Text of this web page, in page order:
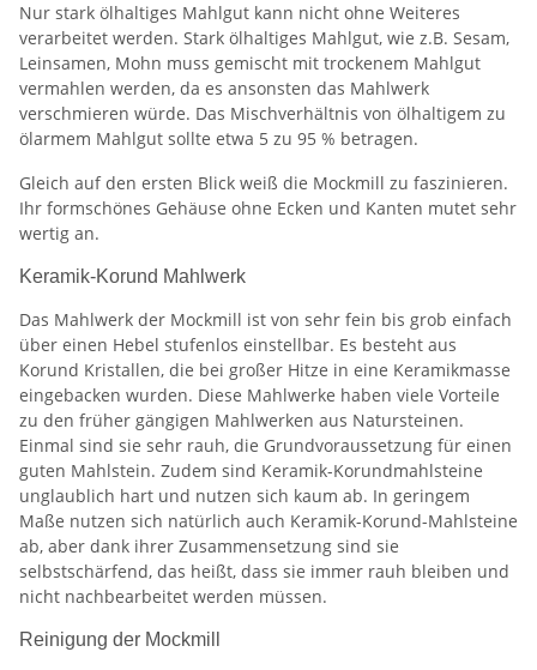
Nur stark ölhaltiges Mahlgut kann nicht ohne Weiteres
verarbeitet werden. Stark ölhaltiges Mahlgut, wie z.B. Sesam,
Leinsamen, Mohn muss gemischt mit trockenem Mahlgut
vermahlen werden, da es ansonsten das Mahlwerk
verschmieren würde. Das Mischverhältnis von ölhaltigem zu
ölarmem Mahlgut sollte etwa 5 zu 95 % betragen.
Gleich auf den ersten Blick weiß die Mockmill zu faszinieren.
Ihr formschönes Gehäuse ohne Ecken und Kanten mutet sehr
wertig an.
Keramik-Korund Mahlwerk
Das Mahlwerk der Mockmill ist von sehr fein bis grob einfach
über einen Hebel stufenlos einstellbar. Es besteht aus
Korund Kristallen, die bei großer Hitze in eine Keramikmasse
eingebacken wurden. Diese Mahlwerke haben viele Vorteile
zu den früher gängigen Mahlwerken aus Natursteinen.
Einmal sind sie sehr rauh, die Grundvoraussetzung für einen
guten Mahlstein. Zudem sind Keramik-Korundmahlsteine
unglaublich hart und nutzen sich kaum ab. In geringem
Maße nutzen sich natürlich auch Keramik-Korund-Mahlsteine
ab, aber dank ihrer Zusammensetzung sind sie
selbstschärfend, das heißt, dass sie immer rauh bleiben und
nicht nachbearbeitet werden müssen.
Reinigung der Mockmill